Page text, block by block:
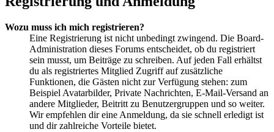
Wozu muss ich mich registrieren?
Eine Registrierung ist nicht unbedingt zwingend. Die Board-
Administration dieses Forums entscheidet, ob du registriert
sein musst, um Beiträge zu schreiben. Auf jeden Fall erhältst
du als registriertes Mitglied Zugriff auf zusätzliche
Funktionen, die Gästen nicht zur Verfügung stehen: zum
Beispiel Avatarbilder, Private Nachrichten, E-Mail-Versand an
andere Mitglieder, Beitritt zu Benutzergruppen und so weiter.
Wir empfehlen dir eine Anmeldung, da sie schnell erledigt ist
und dir zahlreiche Vorteile bietet.